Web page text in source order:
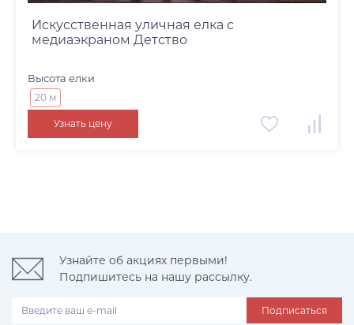
Искусственная уличная елка с
медиаэкраном Детство
Высота елки
20 м
Узнать цену
Узнайте об акциях первыми!
Подпишитесь на нашу рассылку.
Подписаться